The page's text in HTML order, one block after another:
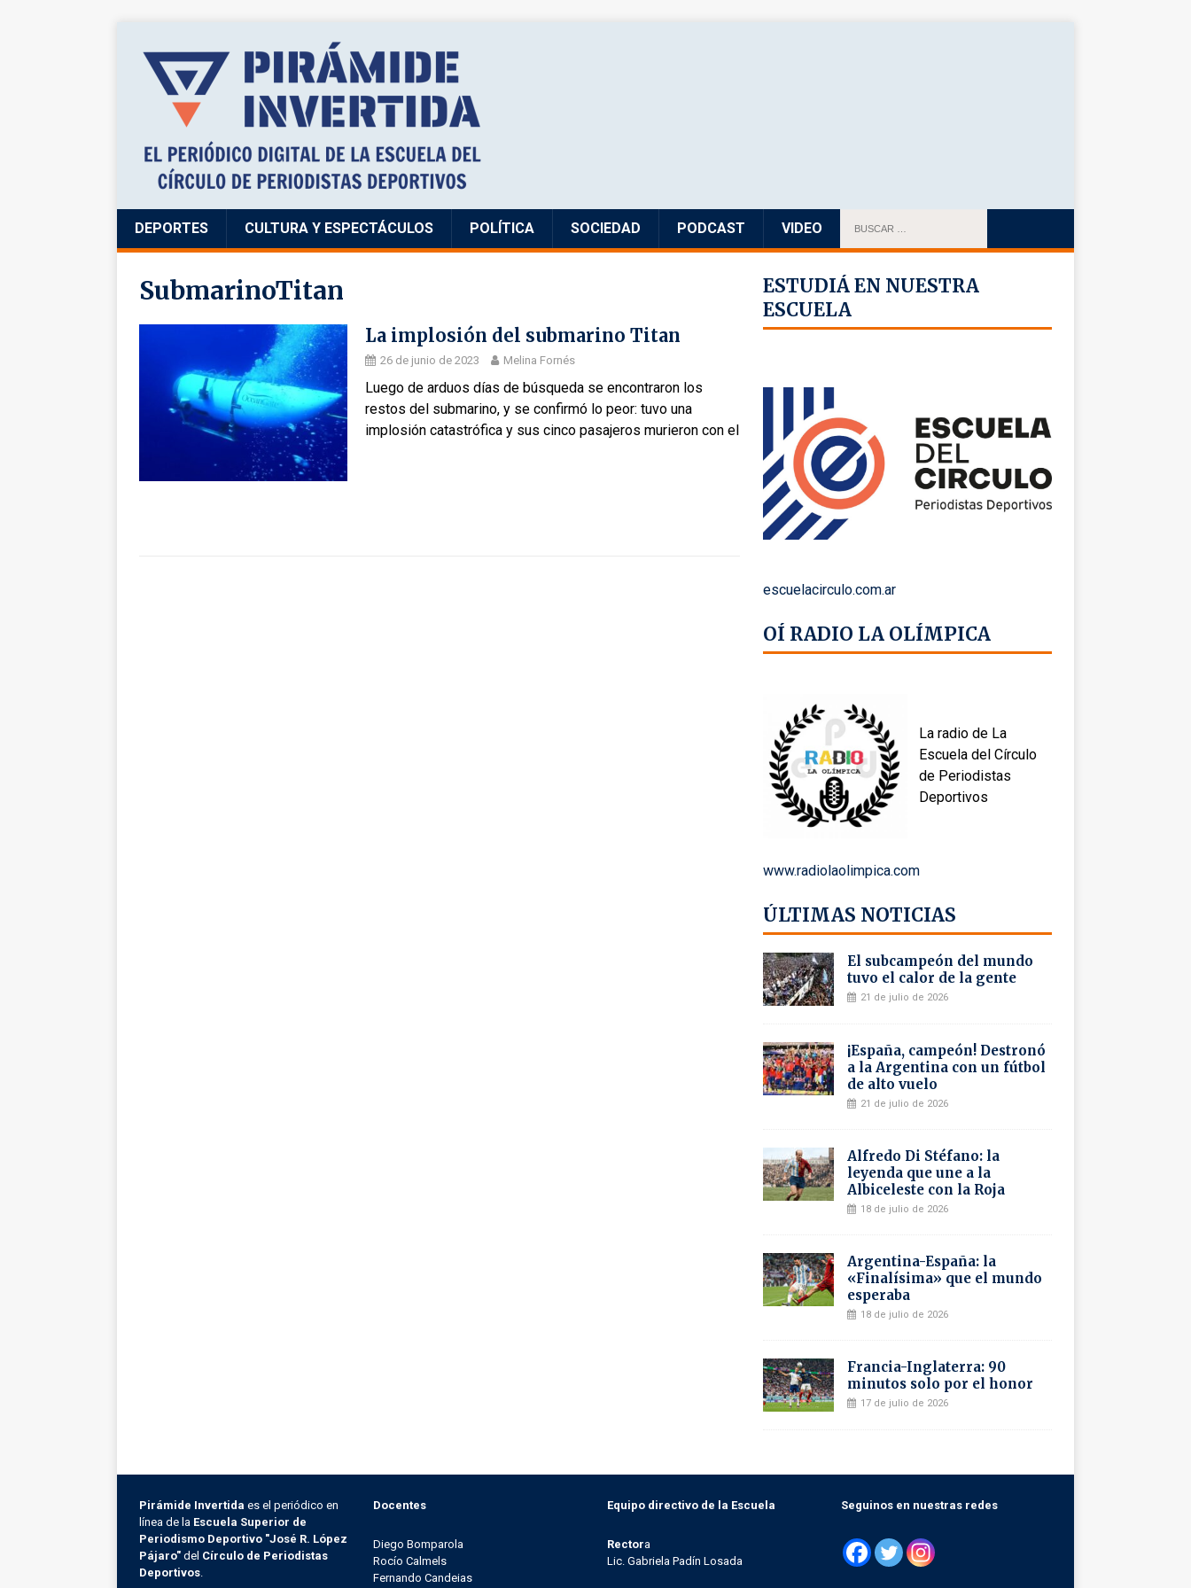
DEPORTES CULTURA Y ESPECTÁCULOS POLÍTICA SOCIEDAD PODCAST VIDEO
SubmarinoTitan
La implosión del submarino Titan
26 de junio de 2023 Melina Fornés
Luego de arduos días de búsqueda se encontraron los
restos del submarino, y se confirmó lo peor: tuvo una
implosión catastrófica y sus cinco pasajeros murieron con el
ESTUDIÁ EN NUESTRA
ESCUELA
escuelacirculo.com.ar
OÍ RADIO LA OLÍMPICA
La radio de La
Escuela del Círculo
de Periodistas
Deportivos
www.radiolaolimpica.com
ÚLTIMAS NOTICIAS
El subcampeón del mundo
tuvo el calor de la gente
21 de julio de 2026
¡España, campeón! Destronó
a la Argentina con un fútbol
de alto vuelo
21 de julio de 2026
Alfredo Di Stéfano: la
leyenda que une a la
Albiceleste con la Roja
18 de julio de 2026
Argentina-España: la
«Finalísima» que el mundo
esperaba
18 de julio de 2026
Francia-Inglaterra: 90
minutos solo por el honor
17 de julio de 2026
Pirámide Invertida es el periódico en
línea de la Escuela Superior de
Periodismo Deportivo "José R. López
Pájaro" del Círculo de Periodistas
Deportivos
Docentes
Diego Bomparola
Rocío Calmels
Fernando Candeias
Equipo directivo de la Escuela
Rectora
Lic. Gabriela Padín Losada
Seguinos en nuestras redes